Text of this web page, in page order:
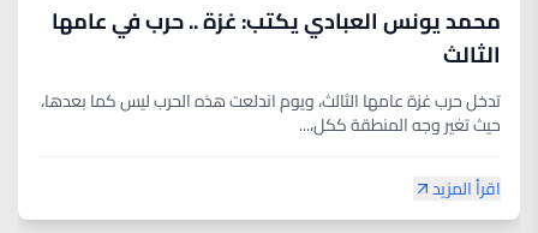
محمد يونس العبادي يكتب: غزة .. حرب في عامها
الثالث
تدخل حرب غزة عامها الثالث، ويوم اندلعت هذه الحرب ليس كما بعدها،
حيث تغير وجه المنطقة ككل،...
اقرأ المزيد